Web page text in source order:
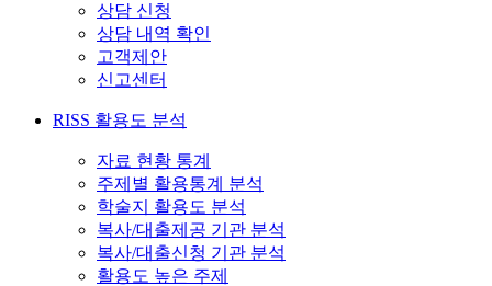
상담 신청
상담 내역 확인
고객제안
신고센터
RISS 활용도 분석
자료 현황 통계
주제별 활용통계 분석
학술지 활용도 분석
복사/대출제공 기관 분석
복사/대출신청 기관 분석
활용도 높은 주제